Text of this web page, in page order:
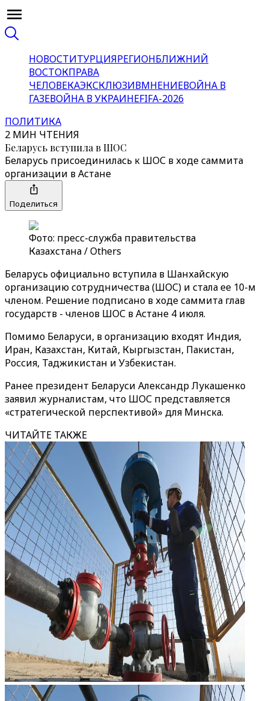
НОВОСТИТУРЦИЯРЕГИОНБЛИЖНИЙ
ВОСТОКПРАВА
ЧЕЛОВЕКАЭКСКЛЮЗИВМНЕНИЕВОЙНА В
ГАЗЕВОЙНА В УКРАИНЕFIFA-2026
ПОЛИТИКА
2 МИН ЧТЕНИЯ
Беларусь вступила в ШОС
Беларусь присоединилась к ШОС в ходе саммита
организации в Астане
Поделиться
Фото: пресс-служба правительства
Казахстана / Others
Беларусь официально вступила в Шанхайскую
организацию сотрудничества (ШОС) и стала ее 10-м
членом. Решение подписано в ходе саммита глав
государств - членов ШОС в Астане 4 июля.
Помимо Беларуси, в организацию входят Индия,
Иран, Казахстан, Китай, Кыргызстан, Пакистан,
Россия, Таджикистан и Узбекистан.
Ранее президент Беларуси Александр Лукашенко
заявил журналистам, что ШОС представляется
«стратегической перспективой» для Минска.
ЧИТАЙТЕ ТАКЖЕ